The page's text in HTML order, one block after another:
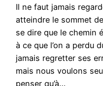
Il ne faut jamais
atteindre le sommet
se dire que le chemin
à ce que l’on a perdu
jamais regretter ses
mais nous voulons
penser qu’à…